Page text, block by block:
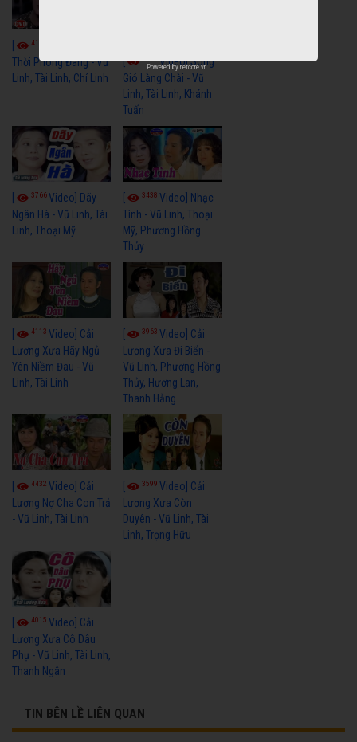
4109
Thời Phóng Đãng - Vũ
Linh, Tài Linh, Chí Linh
[
Video] Sóng
Gió Làng Chài - Vũ
Linh, Tài Linh, Khánh
Tuấn
3766Video] Dãy
Ngân Hà - Vũ Linh, Tài
Linh, Thoại Mỹ
3438Video] Nhạc
Tình - Vũ Linh, Thoại
Mỹ, Phương Hồng
Thủy
4113 Video] Cải
Lương Xưa Hãy Ngủ
Yên Niềm Đau - Vũ
Linh, Tài Linh
3963Video] Cải
Lương Xưa Đi Biển -
Vũ Linh, Phương Hồng
Thủy, Hương Lan,
Thanh Hằng
4432 Video] Cải
Lương Nợ Cha Con Trả
- Vũ Linh, Tài Linh
3599Video] Cải
Lương Xưa Còn
Duyên - Vũ Linh, Tài
Linh, Trọng Hữu
[ 4015 Video] Cải
Lương Xưa Cô Dâu
Phụ - Vũ Linh, Tài Linh,
Thanh Ngân
TIN BÊN LỀ LIÊN QUAN
Powered by netcore.vn